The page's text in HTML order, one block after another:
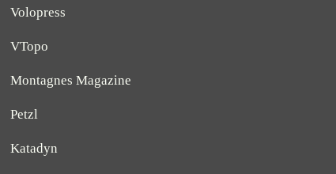
Volopress
VTopo
Montagnes Magazine
Petzl
Katadyn